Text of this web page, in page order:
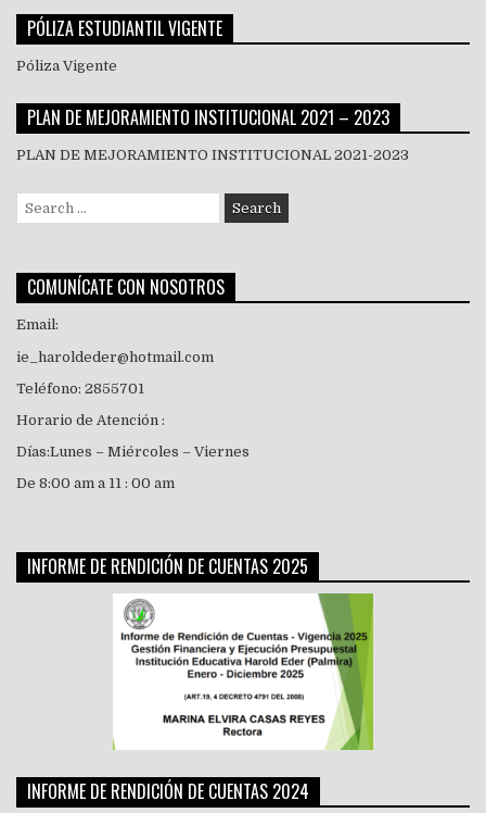
PÓLIZA ESTUDIANTIL VIGENTE
Póliza Vigente
PLAN DE MEJORAMIENTO INSTITUCIONAL 2021 – 2023
PLAN DE MEJORAMIENTO INSTITUCIONAL 2021-2023
Search
for:
COMUNÍCATE CON NOSOTROS
Email:
ie_haroldeder@hotmail.com
Teléfono: 2855701
Horario de Atención :
Días:Lunes – Miércoles – Viernes
De 8:00 am a 11 : 00 am
INFORME DE RENDICIÓN DE CUENTAS 2025
INFORME DE RENDICIÓN DE CUENTAS 2024